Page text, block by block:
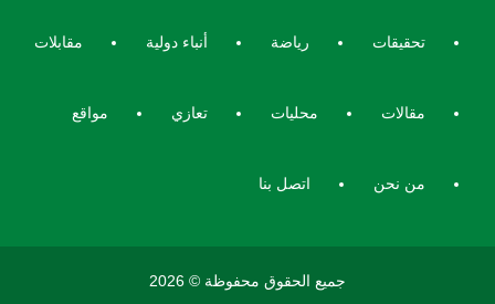
تحقيقات رياضة أنباء دولية مقابلات
مقالات محليات تعازي مواقع
من نحن اتصل بنا
جميع الحقوق محفوظة © 2026